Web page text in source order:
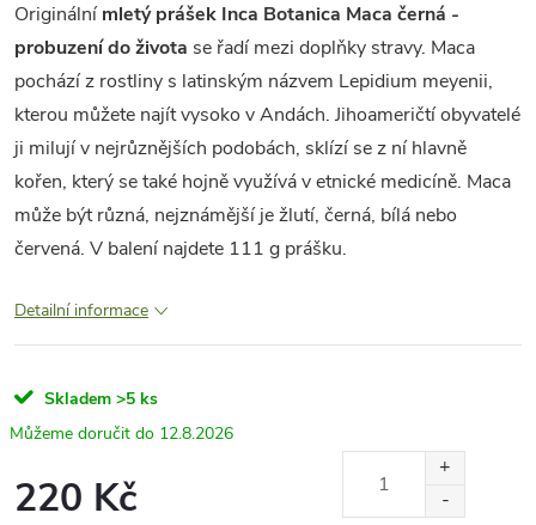
Originálnímletý prášek Inca Botanica Maca černá -
probuzení do života se řadí mezi doplňky stravy. Maca
pochází z rostliny s latinským názvem Lepidium meyenii,
kterou můžete najít vysoko v Andách. Jihoameričtí obyvatelé
ji milují v nejrůznějších podobách, sklízí se z ní hlavně
kořen, který se také hojně využívá v etnické medicíně. Maca
může být různá, nejznámější je žlutí, černá, bílá nebo
červená. V balení najdete 111 g prášku.
Detailní informace
Skladem >5 ks
12.8.2026
220 Kč